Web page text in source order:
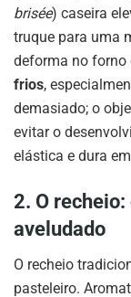
brisée) caseira
truque para uma
deforma no forno
frios,
demasiado; o
evitar o
elástica e dura
2. O
aveludado
O recheio
pasteleiro.